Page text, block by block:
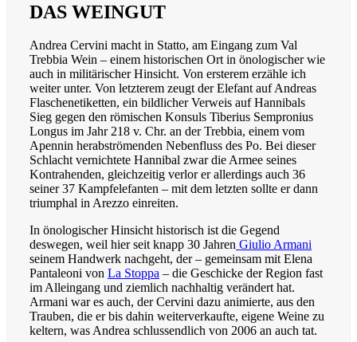
DAS WEINGUT
Andrea Cervini macht in Statto, am Eingang zum Val
Trebbia Wein – einem historischen Ort in önologischer wie
auch in militärischer Hinsicht. Von ersterem erzähle ich
weiter unter. Von letzterem zeugt der Elefant auf Andreas
Flaschenetiketten, ein bildlicher Verweis auf Hannibals
Sieg gegen den römischen Konsuls Tiberius Sempronius
Longus im Jahr 218 v. Chr. an der Trebbia, einem vom
Apennin herabströmenden Nebenfluss des Po. Bei dieser
Schlacht vernichtete Hannibal zwar die Armee seines
Kontrahenden, gleichzeitig verlor er allerdings auch 36
seiner 37 Kampfelefanten – mit dem letzten sollte er dann
triumphal in Arezzo einreiten.
In önologischer Hinsicht historisch ist die Gegend
deswegen, weil hier seit knapp 30 Jahren Giulio Armani
seinem Handwerk nachgeht, der – gemeinsam mit Elena
Pantaleoni von La Stoppa – die Geschicke der Region fast
im Alleingang und ziemlich nachhaltig verändert hat.
Armani war es auch, der Cervini dazu animierte, aus den
Trauben, die er bis dahin weiterverkaufte, eigene Weine zu
keltern, was Andrea schlussendlich von 2006 an auch tat.